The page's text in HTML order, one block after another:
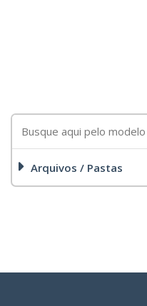
Arquivos / Pastas